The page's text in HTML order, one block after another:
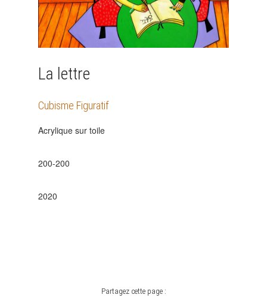
La lettre
Cubisme Figuratif
Acrylique sur toile
200-200
2020
Partagez cette page :